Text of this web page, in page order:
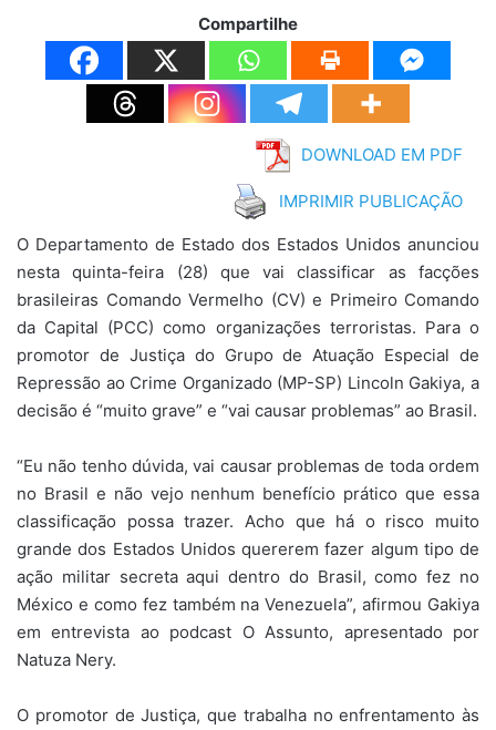
Compartilhe
DOWNLOAD EM PDF
IMPRIMIR PUBLICAÇÃO
O Departamento de Estado dos Estados Unidos anunciou
nesta quinta-feira (28) que vai classificar as facções
brasileiras Comando Vermelho (CV) e Primeiro Comando
da Capital (PCC) como organizações terroristas. Para o
promotor de Justiça do Grupo de Atuação Especial de
Repressão ao Crime Organizado (MP-SP) Lincoln Gakiya, a
decisão é “muito grave” e “vai causar problemas” ao Brasil.
“Eu não tenho dúvida, vai causar problemas de toda ordem
no Brasil e não vejo nenhum benefício prático que essa
classificação possa trazer. Acho que há o risco muito
grande dos Estados Unidos quererem fazer algum tipo de
ação militar secreta aqui dentro do Brasil, como fez no
México e como fez também na Venezuela”, afirmou Gakiya
em entrevista ao podcast O Assunto, apresentado por
Natuza Nery.
O promotor de Justiça, que trabalha no enfrentamento às